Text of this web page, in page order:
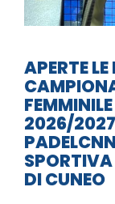
APERTE
2026/
SPORTIVA
DI CUNEO